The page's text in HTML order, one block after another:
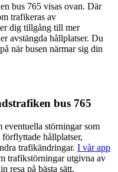
bus 765 visas ovan. Där
trafikeras av
dig tillgång till mer
avstängda hållplatser. Du
när busen närmar sig din
bus 765
eventuella störningar som
hållplatser,
trafikändringar. I vår app
trafikstörningar utgivna av
resa på bästa sätt.